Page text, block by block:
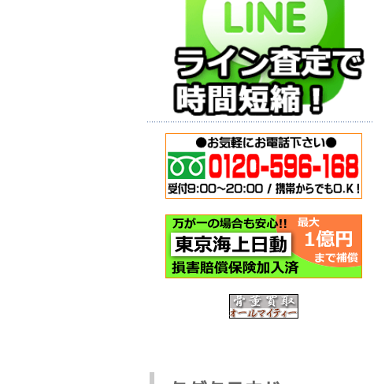
バイクガレージ
(イナバ物置・倉
庫)のお買取をさ
せて頂きました-
神戸市西区
神戸市西区のお
客様から買取依
頼を頂戴し、回
収作業にお伺い
いたしました。
今回は使用頻 ...
神戸市西区で自
転車の回収
今日は神戸市西
区のお客様より
自転車の回収依
頼を頂き出動し
ました。 もう、
随分と以前か ...
この記事を読む >